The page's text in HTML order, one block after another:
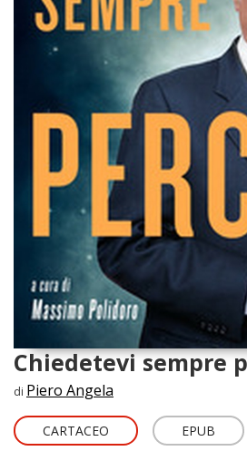
Chiedetevi sempre
di Piero Angela
CARTACEO EPUB